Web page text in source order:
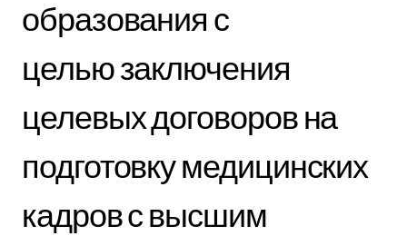
образования с
целью заключения
целевых договоров на
подготовку медицинских
кадров с высшим